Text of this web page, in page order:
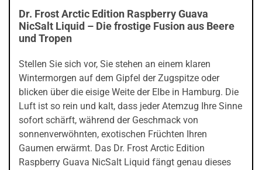
Dr. Frost Arctic Edition Raspberry Guava
NicSalt Liquid – Die frostige Fusion aus Beere
und Tropen
Stellen Sie sich vor, Sie stehen an einem klaren
Wintermorgen auf dem Gipfel der Zugspitze oder
blicken über die eisige Weite der Elbe in Hamburg. Die
Luft ist so rein und kalt, dass jeder Atemzug Ihre Sinne
sofort schärft, während der Geschmack von
sonnenverwöhnten, exotischen Früchten Ihren
Gaumen erwärmt. Das Dr. Frost Arctic Edition
Raspberry Guava NicSalt Liquid fängt genau dieses